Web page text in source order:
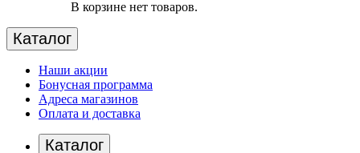
В корзине нет товаров.
Каталог
Наши акции
Бонусная программа
Адреса магазинов
Оплата и доставка
Каталог